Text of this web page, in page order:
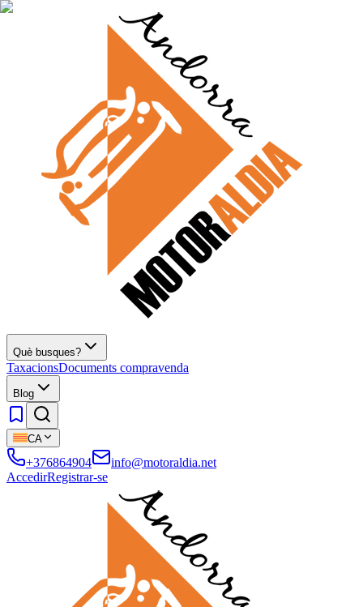
Què busques?
TaxacionsDocuments compravenda
Blog
CA
+376864904
info@motoraldia.net
AccedirRegistrar-se